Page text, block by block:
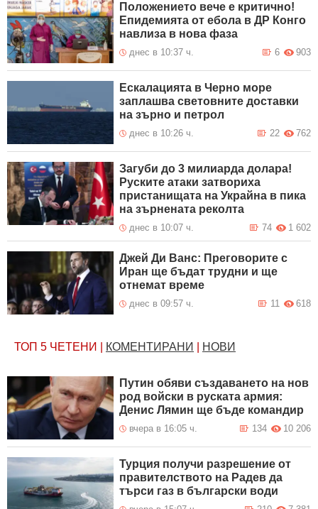
Положението вече е критично!
Епидемията от ебола в ДР Конго
навлиза в нова фаза
днес в 10:37 ч. 903
6
Ескалацията в Черно море
заплашва световните доставки
на зърно и петрол
днес в 10:26 ч. 762
22
Зaгyби дo 3 милиapдa дoлapa!
Руските атаки затвориха
пристанищата на Украйна в пика
на зърнената реколта
днес в 10:07 ч. 1 602
74
Джей Ди Ванс: Преговорите с
Иран ще бъдат трудни и ще
отнемат време
днес в 09:57 ч. 618
11
ТОП 5 ЧЕТЕНИ КОМЕНТИРАНИ НОВИ
Путин обяви създаването на нов
род войски в руската армия:
Денис Лямин ще бъде командир
вчера в 16:05 ч. 10 206
134
Турция получи разрешение от
правителството на Радев да
търси газ в български води